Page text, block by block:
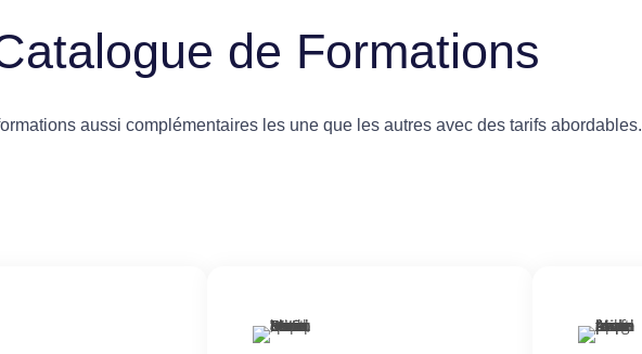
de Formations
aussi complémentaires les une que les autres avec des tarifs abordables.